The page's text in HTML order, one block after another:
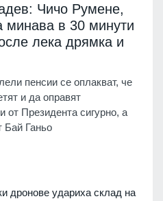
Чичо Румене,
минава в 30 минути
лека дрямка и
пенсии се оплакват, че
и да оправят
от Президента сигурно, а
Бай Ганьо
дронове удариха склад на